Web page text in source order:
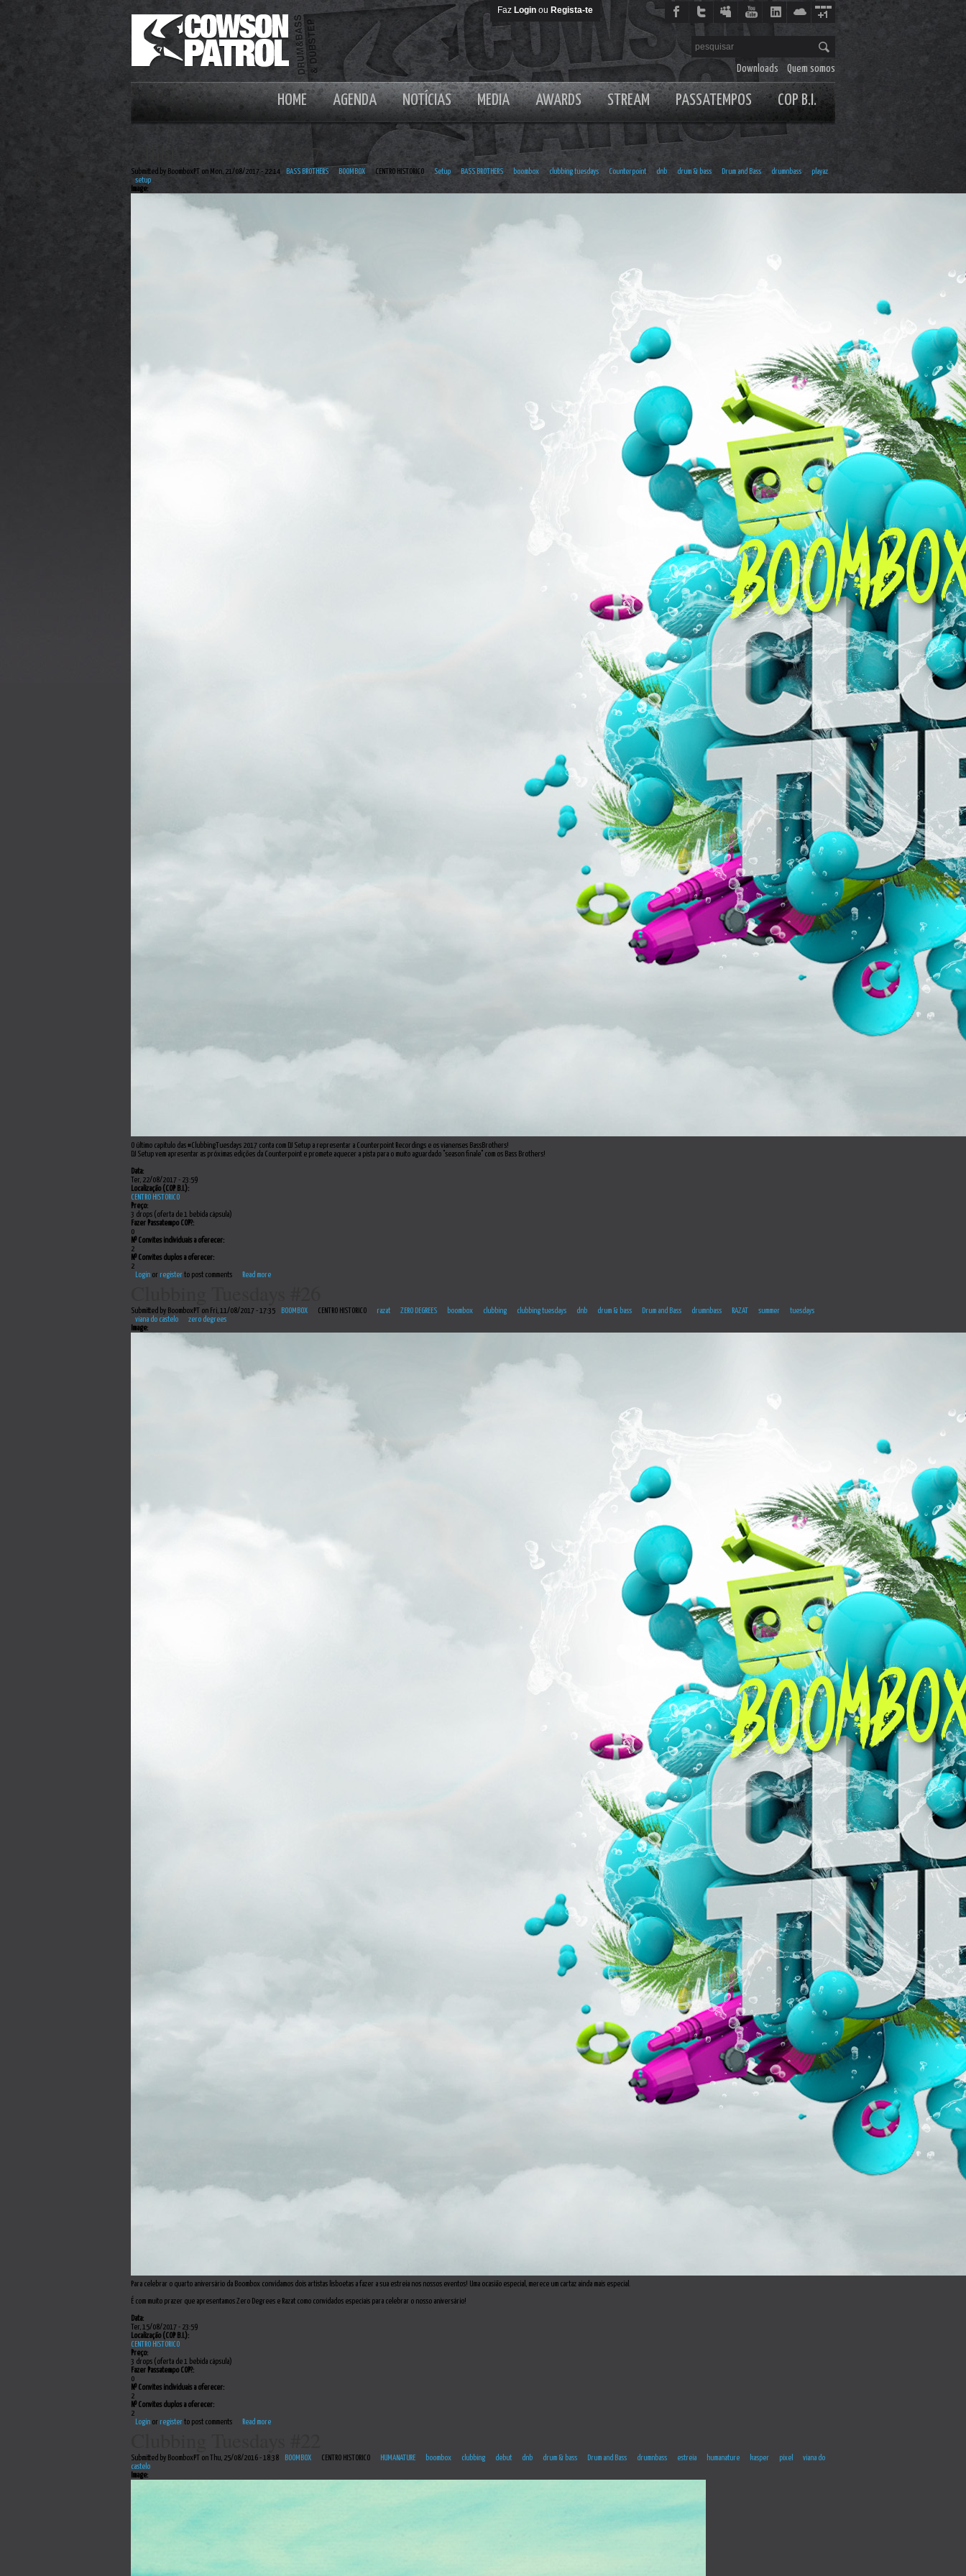
Faz Login ou Regista-te
Downloads Quem somos
HOME AGENDA NOTÍCIAS MEDIA AWARDS STREAM PASSATEMPOS COP B.I.
Clubbing Tuesdays #27
Submitted by BoomboxPT on Mon, 21/08/2017 - 22:14 BASS BROTHERS BOOMBOX CENTRO HISTORICO Setup BASS BROTHERS boombox clubbing tuesdays Counterpoint dnb drum & bass Drum and Bass drumnbass
playaz
setup
Image:
O último capítulo das #ClubbingTuesdays 2017 conta com DJ Setup a representar a Counterpoint Recordings e os vianenses BassBrothers!
DJ Setup vem apresentar as próximas edições da Counterpoint e promete aquecer a pista para o muito aguardado "season finale" com os Bass Brothers!
Data:
Ter, 22/08/2017 - 23:59
Localização (COP B.I.):
CENTRO HISTORICO
Preço:
3 drops (oferta de 1 bebida cápsula)
Fazer Passatempo COP?:
0
Nº Convites individuais a oferecer:
2
Nº Convites duplos a oferecer:
2
Login or registerto post comments Read more
Submitted by BoomboxPT on Fri, 11/08/2017 - 17:35 BOOMBOX CENTRO HISTORICO razat ZERO DEGREES boombox clubbing clubbing tuesdays dnb drum & bass Drum and Bass drumnbass RAZAT summer
tuesdays
viana do castelo
zero degrees
Image:
Para celebrar o quarto aniversário da Boombox convidamos dois artistas lisboetas a fazer a sua estreia nos nossos eventos! Uma ocasião especial, merece um cartaz ainda mais especial.
É com muito prazer que apresentamos Zero Degrees e Razat como convidados especiais para celebrar o nosso aniversário!
Data:
Ter, 15/08/2017 - 23:59
Localização (COP B.I.):
CENTRO HISTORICO
Preço:
3 drops (oferta de 1 bebida cápsula)
Fazer Passatempo COP?:
0
Nº Convites individuais a oferecer:
2
Nº Convites duplos a oferecer:
2
Login or registerto post comments Read more
Submitted by BoomboxPT on Thu, 25/08/2016 - 18:38 BOOMBOX CENTRO HISTORICO HUMANATURE boombox clubbing debut dnb drum & bass Drum and Bass drumnbass estreia humanature kasper pixel
viana do
castelo
Image: